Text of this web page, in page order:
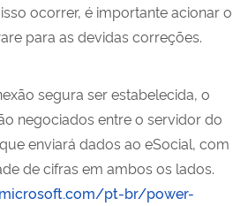
ocorrer, é importante acionar o
para as devidas correções.
segura ser estabelecida, o
negociados entre o servidor do
enviará dados ao eSocial, com
de cifras em ambos os lados.
pt-br/power-